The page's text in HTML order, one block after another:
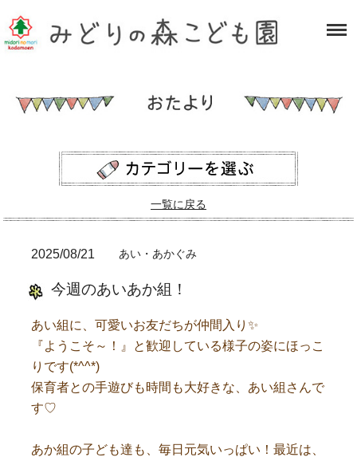
一覧に戻る
2025/08/21 あい・あかぐみ
今週のあいあか組！
あい組に、可愛いお友だちが仲間入り✨
『ようこそ～！』と歓迎している様子の姿にほっこ
りです(*^^*)
保育者との手遊びも時間も大好きな、あい組さんで
す♡
あか組の子ども達も、毎日元気いっぱい！最近は、